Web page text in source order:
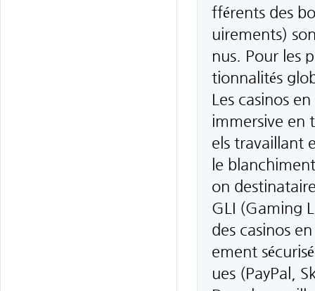
fférents des
uirements)
nus. Pour les
tionnalités
Les casinos
immersive en
els travaillant
le
on
GLI (Gaming
des casinos
ement
ues (PayPal,